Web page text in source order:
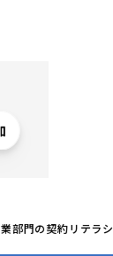
部門の契約リテラ